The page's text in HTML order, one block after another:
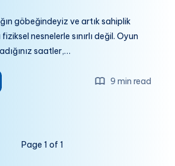
göbeğindeyiz ve artık sahiplik
nesnelerle sınırlı değil. Oyun
saatler,…
9 min read
Page 1 of 1